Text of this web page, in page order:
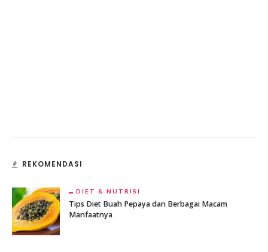
REKOMENDASI
DIET & NUTRISI
Tips Diet Buah Pepaya dan Berbagai Macam
Manfaatnya